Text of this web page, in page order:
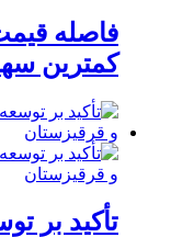
فاصله
کمترین
تأکید بر